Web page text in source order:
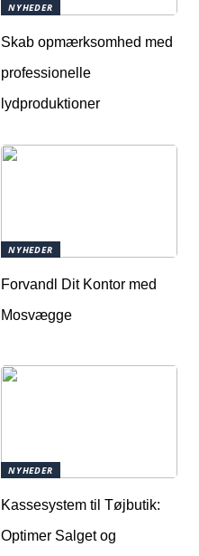
NYHEDER
Skab opmærksomhed med
professionelle
lydproduktioner
NYHEDER
Forvandl Dit Kontor med
Mosvægge
NYHEDER
Kassesystem til Tøjbutik:
Optimer Salget og